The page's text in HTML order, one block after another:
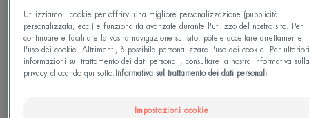
Tipo di pelle
Pelle secca - Pelle sensibile - Tutti i tipi di pelle
Utilizziamo i cookie per offrirvi una migliore personalizzazione (pubblicità
personalizzata, ecc.) e funzionalità avanzate durante l'utilizzo del nostro sito. Per
continuare e facilitare la vostra navigazione sul sito, potete accettare direttamente
l'uso dei cookie. Altrimenti, è possibile personalizzare l'uso dei cookie. Per
informazioni sul trattamento dei dati personali, consultare la nostra informativa
privacy cliccando qui sotto: Informativa sul trattamento dei dati personali
Impostazioni cookie